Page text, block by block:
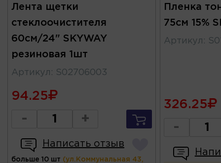
Лента щетки
стеклоочистителя
60см/24" SKYWAY
резиновая 1шт
Артикул : S02706003
94.25
- +
Написать отзыв
больше 10 шт (ул.Коммунальная 43,
Пленка
75см 15%
Артикул :
326.25
-